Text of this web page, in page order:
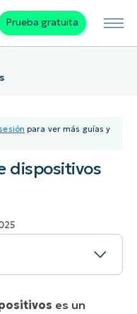
Prueba gratuita
para ver más guías y
dispositivos
sin
es un